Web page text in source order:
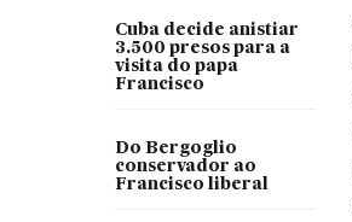
Cuba decide anistiar
3.500 presos para a
visita do papa
Francisco
Do Bergoglio
conservador ao
Francisco liberal